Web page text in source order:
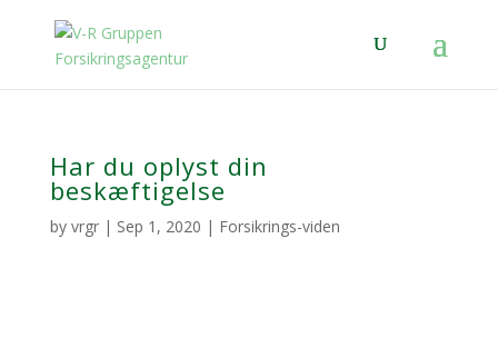
Har du oplyst din
beskæftigelse
by vrgr| Sep 1, 2020 | Forsikrings-viden